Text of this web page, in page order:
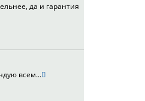
да и гарантия
всем...